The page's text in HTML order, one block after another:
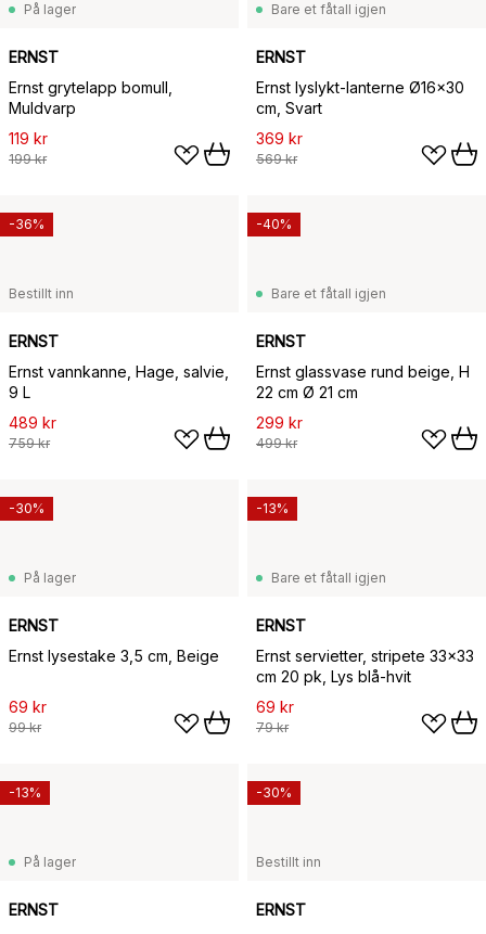
På lager
ERNST
Ernst grytelapp bomull,
Muldvarp
119 kr
199 kr
Bare et fåtall igjen
ERNST
Ernst lyslykt-lanterne Ø16x30
cm, Svart
369 kr
569 kr
Bestillt inn
ERNST
Ernst vannkanne, Hage, salvie,
9 L
489 kr
759 kr
-36%
Bare et fåtall igjen
ERNST
Ernst glassvase rund beige, H
22 cm Ø 21 cm
299 kr
499 kr
-40%
På lager
ERNST
Ernst lysestake 3,5 cm, Beige
69 kr
99 kr
-30%
Bare et fåtall igjen
ERNST
Ernst servietter, stripete 33x33
cm 20 pk, Lys blå-hvit
69 kr
79 kr
-13%
På lager
ERNST
-13%
Bestillt inn
ERNST
-30%